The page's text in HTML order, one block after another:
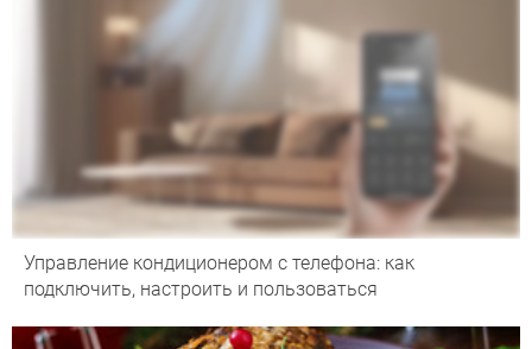
Управление кондиционером с телефона: как
подключить, настроить и пользоваться